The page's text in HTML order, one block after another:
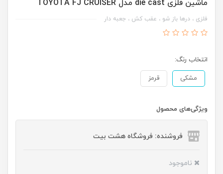
ماشین فلزی die cast مدل TOYOTA FJ CRUISER
فلزی ، درها باز شو ، عقب کش ، جعبه دار
انتخاب رنگ:
مشکی قرمز
ویژگی‌های محصول
فروشنده: فروشگاه هشت بیت
ناموجود